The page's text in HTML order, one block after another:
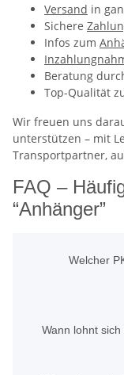
Versand in
Sichere
Infos zum
Beratung
Top-Qualität
Wir freuen uns
unterstützen – mit
Transportpartner,
FAQ –
“Anhänger”
Welcher
Wann lohnt